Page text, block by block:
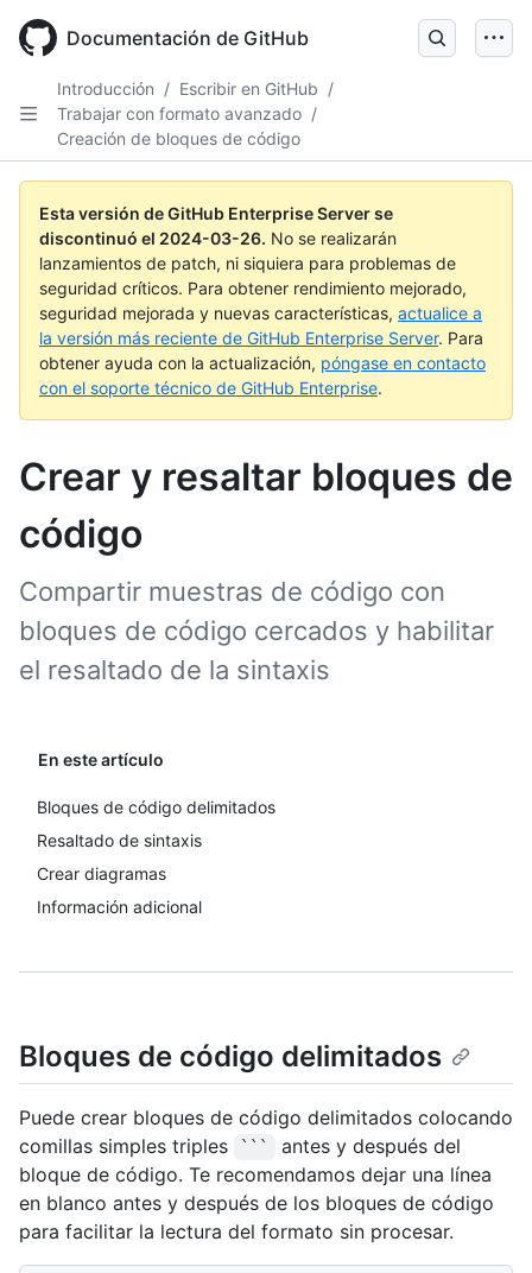
main
Documentación de GitHub
Introducción / Escribir en GitHub /
Trabajar con formato avanzado /
Creación de bloques de código
Esta versión de GitHub Enterprise Server se
discontinuó el 2024-03-26. No se realizarán
lanzamientos de patch, ni siquiera para problemas de
seguridad críticos. Para obtener rendimiento mejorado,
seguridad mejorada y nuevas características, actualice a
la versión más reciente de GitHub Enterprise Server. Para
obtener ayuda con la actualización, póngase en contacto
con el soporte técnico de GitHub Enterprise.
Crear y resaltar bloques de
código
Compartir muestras de código con
bloques de código cercados y habilitar
el resaltado de la sintaxis
En este artículo
Bloques de código delimitados
Resaltado de sintaxis
Crear diagramas
Información adicional
Bloques de código delimitados
Puede crear bloques de código delimitados colocando
comillas simples triples
```
antes y después del
bloque de código. Te recomendamos dejar una línea
en blanco antes y después de los bloques de código
para facilitar la lectura del formato sin procesar.